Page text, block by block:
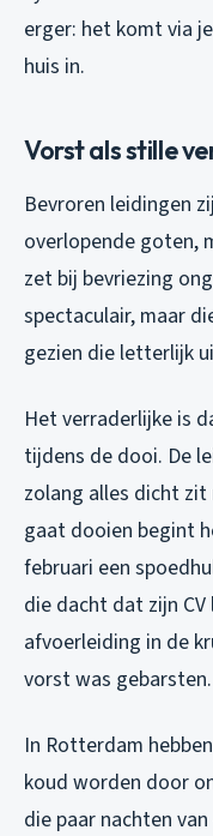
erger: het komt via
huis in.
Vorst als stille
Bevroren leidingen
overlopende goten,
zet bij bevriezing
spectaculair, maar
gezien die letterlijk
Het verraderlijke is
tijdens de dooi. De
zolang alles dicht
gaat dooien begint
februari een
die dacht dat zijn
afvoerleiding in de
vorst was gebarsten.
In Rotterdam
koud worden door
die paar nachten